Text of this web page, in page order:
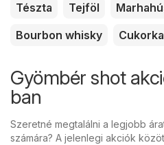
Tészta
Tejföl
Bourbon whisky
Cukorka
Gyömbér shot
ban
Szeretné megtalálni a legjobb
számára? A jelenlegi akciók